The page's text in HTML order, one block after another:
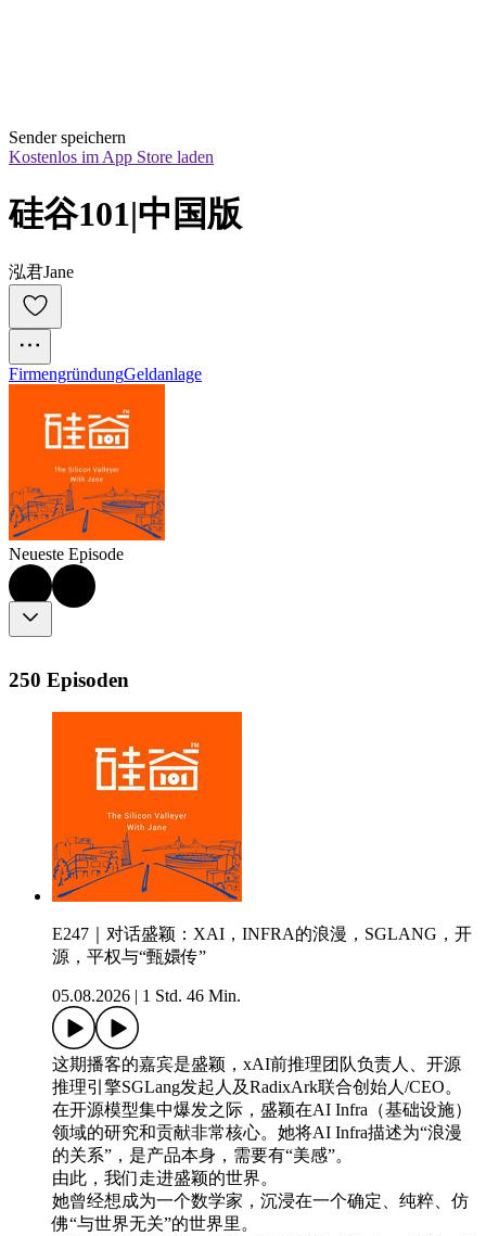
Sender speichern
Kostenlos im App Store laden
硅谷101|中国版
泓君Jane
FirmengründungGeldanlage
Neueste Episode
250 Episoden
E247｜对话盛颖：XAI，INFRA的浪漫，SGLANG，开
源，平权与“甄嬛传”
05.08.2026 1 Std. 46 Min.
这期播客的嘉宾是盛颖，xAI前推理团队负责人、开源
推理引擎SGLang发起人及RadixArk联合创始人/CEO。
在开源模型集中爆发之际，盛颖在AI Infra（基础设施）
领域的研究和贡献非常核心。她将AI Infra描述为“浪漫
的关系”，是产品本身，需要有“美感”。
由此，我们走进盛颖的世界。
她曾经想成为一个数学家，沉浸在一个确定、纯粹、仿
佛“与世界无关”的世界里。